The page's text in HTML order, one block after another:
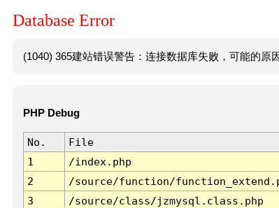
Database Error
(1040) 365建站错误警告：连接数据库失败，可能的原
PHP Debug
No. File
1
/index.php
2
/source/function/
3
/source/class/jzmysql.class.php